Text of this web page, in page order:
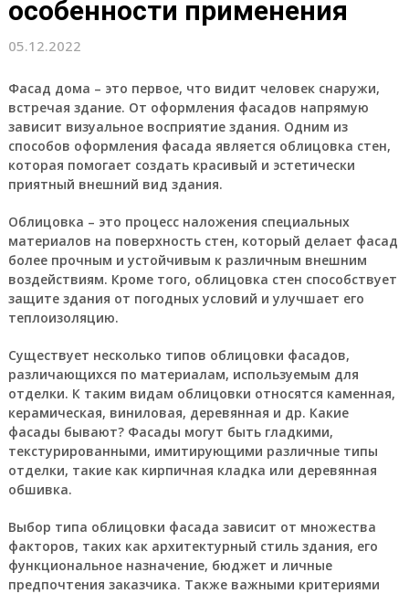
особенности применения
05.12.2022
Фасад дома – это первое, что видит человек снаружи,
встречая здание. От оформления фасадов напрямую
зависит визуальное восприятие здания. Одним из
способов оформления фасада является облицовка стен,
которая помогает создать красивый и эстетически
приятный внешний вид здания.
Облицовка – это процесс наложения специальных
материалов на поверхность стен, который делает фасад
более прочным и устойчивым к различным внешним
воздействиям. Кроме того, облицовка стен способствует
защите здания от погодных условий и улучшает его
теплоизоляцию.
Существует несколько типов облицовки фасадов,
различающихся по материалам, используемым для
отделки. К таким видам облицовки относятся каменная,
керамическая, виниловая, деревянная и др. Какие
фасады бывают? Фасады могут быть гладкими,
текстурированными, имитирующими различные типы
отделки, такие как кирпичная кладка или деревянная
обшивка.
Выбор типа облицовки фасада зависит от множества
факторов, таких как архитектурный стиль здания, его
функциональное назначение, бюджет и личные
предпочтения заказчика. Также важными критериями